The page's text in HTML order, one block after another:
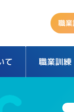
職
て 職業訓練